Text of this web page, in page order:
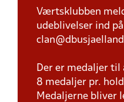
Værtsklubben
udeblivelser ind på
Der er medaljer
8 medaljer pr.
Medaljerne bliver